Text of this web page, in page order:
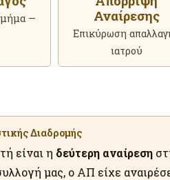
—
Αναίρεσης
Επικύρωση
ιατρού
Διαδρομής
είναι η δεύτερη αναίρεση
μας, ο ΑΠ είχε